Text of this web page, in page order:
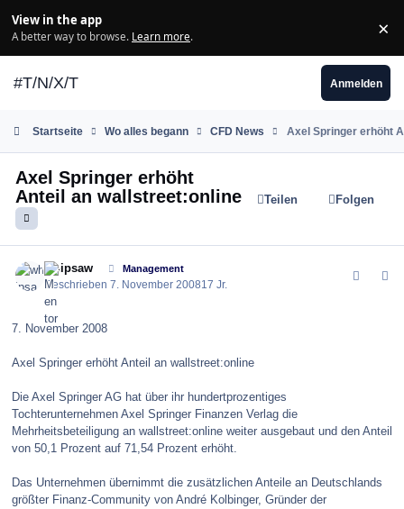
View in the app
A better way to browse. Learn more. ×
#T/N/X/T Anmelden
Startseite Wo alles begann CFD News Axel Springer erhöht
Axel Springer erhöht
Anteil an wallstreet:online
Teilen Folgen
whipsaw Management
Geschrieben7. November 200817 Jr.
7. November 2008
Axel Springer erhöht Anteil an wallstreet:online
Die Axel Springer AG hat über ihr hundertprozentiges
Tochterunternehmen Axel Springer Finanzen Verlag die
Mehrheitsbeteiligung an wallstreet:online weiter ausgebaut und den Anteil
von 50,1 Prozent auf 71,54 Prozent erhöht.
Das Unternehmen übernimmt die zusätzlichen Anteile an Deutschlands
größter Finanz-Community von André Kolbinger, Gründer der